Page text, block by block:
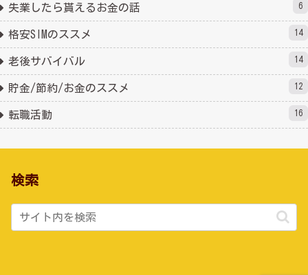
失業したら貰えるお金の話 6
格安SIMのススメ 14
老後サバイバル 14
貯金/節約/お金のススメ 12
転職活動 16
検索